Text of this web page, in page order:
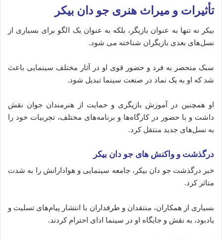
تأثیرات و میراث هنری جو دان بیکر
بیکر نهتنها به عنوان بازیگر، بلکه به عنوان یک الگو برای بسیاری
از
نسل‌های بعدی بازیگران شناخته می‌ شود.
سبک منحصر به فرد و حضور قوی او در آثار مختلف سینمایی باعث
شدکه او به یک نماد در صنعت سینما تبدیل شود.
او همچنین در آموزش بازیگری و حمایت از هنرمندان جوان نقش
داشت و با حضور درکارگاه‌ها و برنامه‌های مختلف، تجربیات خود را
به نسل‌های جدید منتقلکرد.
درگذشت و واکنش‌ های جو دان بیکر
خبر درگذشتجو دان بیکر،جامعه سینمایی و هوادارانشرا به شدت
متاثرکرد.
بسیاری از همکاران، منتقدان و طرفداران با انتشار پیام‌های تسلیت و
یادبود، به نقش و جایگاه او در سینما ادای احترامکردند.